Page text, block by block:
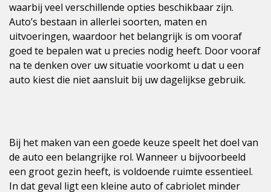
waarbij veel verschillende opties beschikbaar zijn.
Auto’s bestaan in allerlei soorten, maten en
uitvoeringen, waardoor het belangrijk is om vooraf
goed te bepalen wat u precies nodig heeft. Door vooraf
na te denken over uw situatie voorkomt u dat u een
auto kiest die niet aansluit bij uw dagelijkse gebruik.
Bij het maken van een goede keuze speelt het doel van
de auto een belangrijke rol. Wanneer u bijvoorbeeld
een groot gezin heeft, is voldoende ruimte essentieel.
In dat geval ligt een kleine auto of cabriolet minder